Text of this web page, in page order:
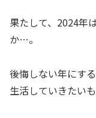
果たして、2024年
か…。
後悔しない年にす
生活していきたいも